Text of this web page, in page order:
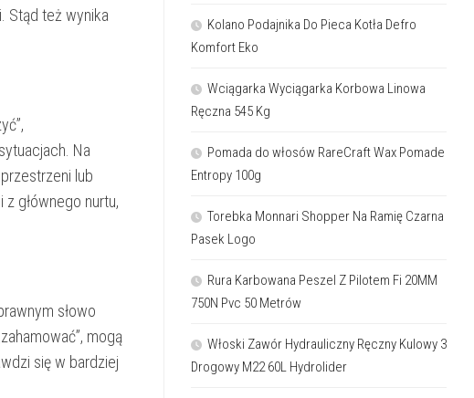
Stąd też wynika
Na
lub
głównego nurtu,
słowo
mogą
się w bardziej
Kolano Podajnika Do Pieca Kotła Defro
Komfort Eko
Wciągarka Wyciągarka Korbowa Linowa
Ręczna 545 Kg
Pomada do włosów RareCraft Wax Pomade
Entropy 100g
Torebka Monnari Shopper Na Ramię Czarna
Pasek Logo
Rura Karbowana Peszel Z Pilotem Fi 20MM
750N Pvc 50 Metrów
Włoski Zawór Hydrauliczny Ręczny Kulowy 3
Drogowy M22 60L Hydrolider